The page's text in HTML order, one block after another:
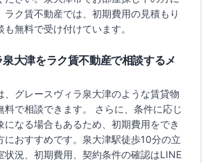
ラク賃不動産では、初期費用の見積もり
無料で受け付けています。
泉大津をラク賃不動産で相談するメ
グレースヴィラ泉大津のような賃貸物
料で相談できます。 さらに、条件に応じ
になる場合もあるため、初期費用をでき
おすすめです。 泉大津駅徒歩10分の立
状況、初期費用、契約条件の確認はLINE